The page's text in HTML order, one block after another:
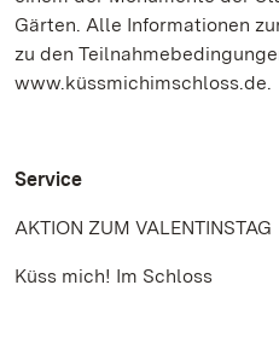
Gärten. Alle Informationen
zu den
www.küssmichimschloss.de.
Service
AKTION ZUM VALENTINSTAG
Küss mich! Im Schloss